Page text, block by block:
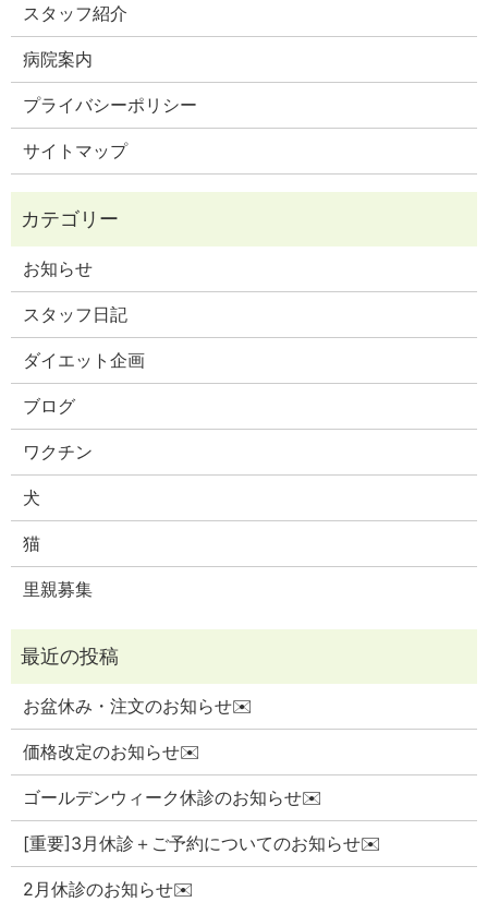
スタッフ紹介
病院案内
プライバシーポリシー
サイトマップ
お知らせ
スタッフ日記
ダイエット企画
ブログ
ワクチン
犬
猫
里親募集
お盆休み・注文のお知らせ✉️
価格改定のお知らせ✉️
ゴールデンウィーク休診のお知らせ✉️
[重要]3月休診＋ご予約についてのお知らせ✉️
2月休診のお知らせ✉️